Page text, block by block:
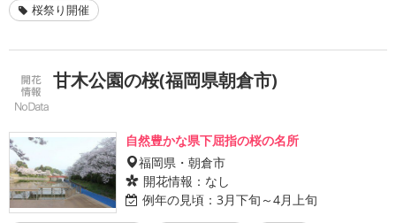
桜祭り開催
甘木公園の桜(福岡県朝倉市)
自然豊かな県下屈指の桜の名所
福岡県・朝倉市
開花情報： なし
例年の見頃： 3月下旬～4月上旬